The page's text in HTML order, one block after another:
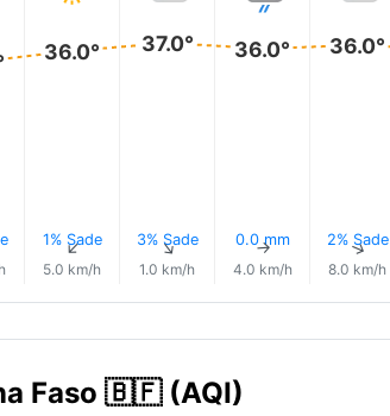
36.0°
1% Sade
↑
5.0 km/h
37.0°
3% Sade
↑
1.0 km/h
36.0°
0.0 mm
↑
4.0 km/h
36.0°
2% Sade
↑
8.0 km/h
Faso 🇧🇫 (AQI)